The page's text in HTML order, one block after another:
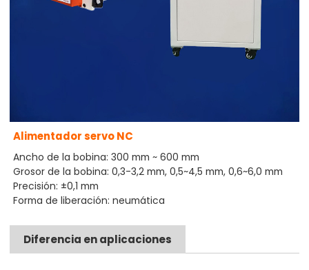
Alimentador servo NC
Ancho de la bobina: 300 mm ~ 600 mm
Grosor de la bobina: 0,3-3,2 mm, 0,5~4,5 mm, 0,6~6,0 mm
Precisión: ±0,1 mm
Forma de liberación: neumática
Diferencia en aplicaciones